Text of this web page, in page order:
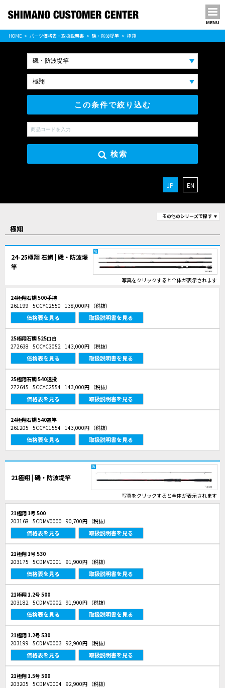
MENU
パーツ価格表
PARTS LIST
HOME パーツ価格表・取扱説明書 磯・防波堤竿 極翔
この条件で絞り込む
検索
JP EN
その他のシリーズで探す
極翔
24-25極翔 石鯛 | 磯・防波堤
竿
写真をクリックすると全体が表示されます
24極翔石鯛 500手持
261199 5CCYC2550 138,000円 （税抜）
価格表を見る 取扱説明書を見る
25極翔石鯛 525口白
272638 5CCYC3052 143,000円 （税抜）
価格表を見る 取扱説明書を見る
25極翔石鯛 540遠投
272645 5CCYC2554 143,000円 （税抜）
価格表を見る 取扱説明書を見る
24極翔石鯛 540置竿
261205 5CCYC1554 143,000円 （税抜）
価格表を見る 取扱説明書を見る
21極翔 | 磯・防波堤竿
写真をクリックすると全体が表示されます
21極翔 1号 500
203168 5CDMV0000 90,700円 （税抜）
価格表を見る 取扱説明書を見る
21極翔 1号 530
203175 5CDMV0001 91,900円 （税抜）
価格表を見る 取扱説明書を見る
21極翔 1.2号 500
203182 5CDMV0002 91,900円 （税抜）
価格表を見る 取扱説明書を見る
21極翔 1.2号 530
203199 5CDMV0003 92,900円 （税抜）
価格表を見る 取扱説明書を見る
21極翔 1.5号 500
203205 5CDMV0004 92,900円 （税抜）